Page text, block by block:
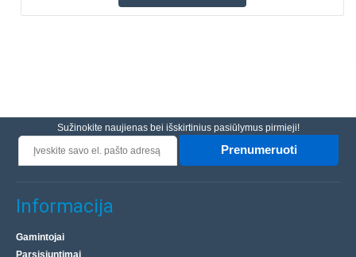
Sužinokite naujienas bei išskirtinius pasiūlymus pirmieji!
Prenumeruoti
Informacija
Gamintojai